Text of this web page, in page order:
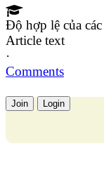
Độ hợp lệ của
Article text
·
Comments
Join Login